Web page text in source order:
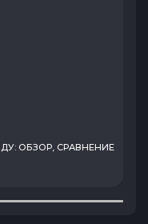
ОБЗОР, СРАВНЕНИЕ